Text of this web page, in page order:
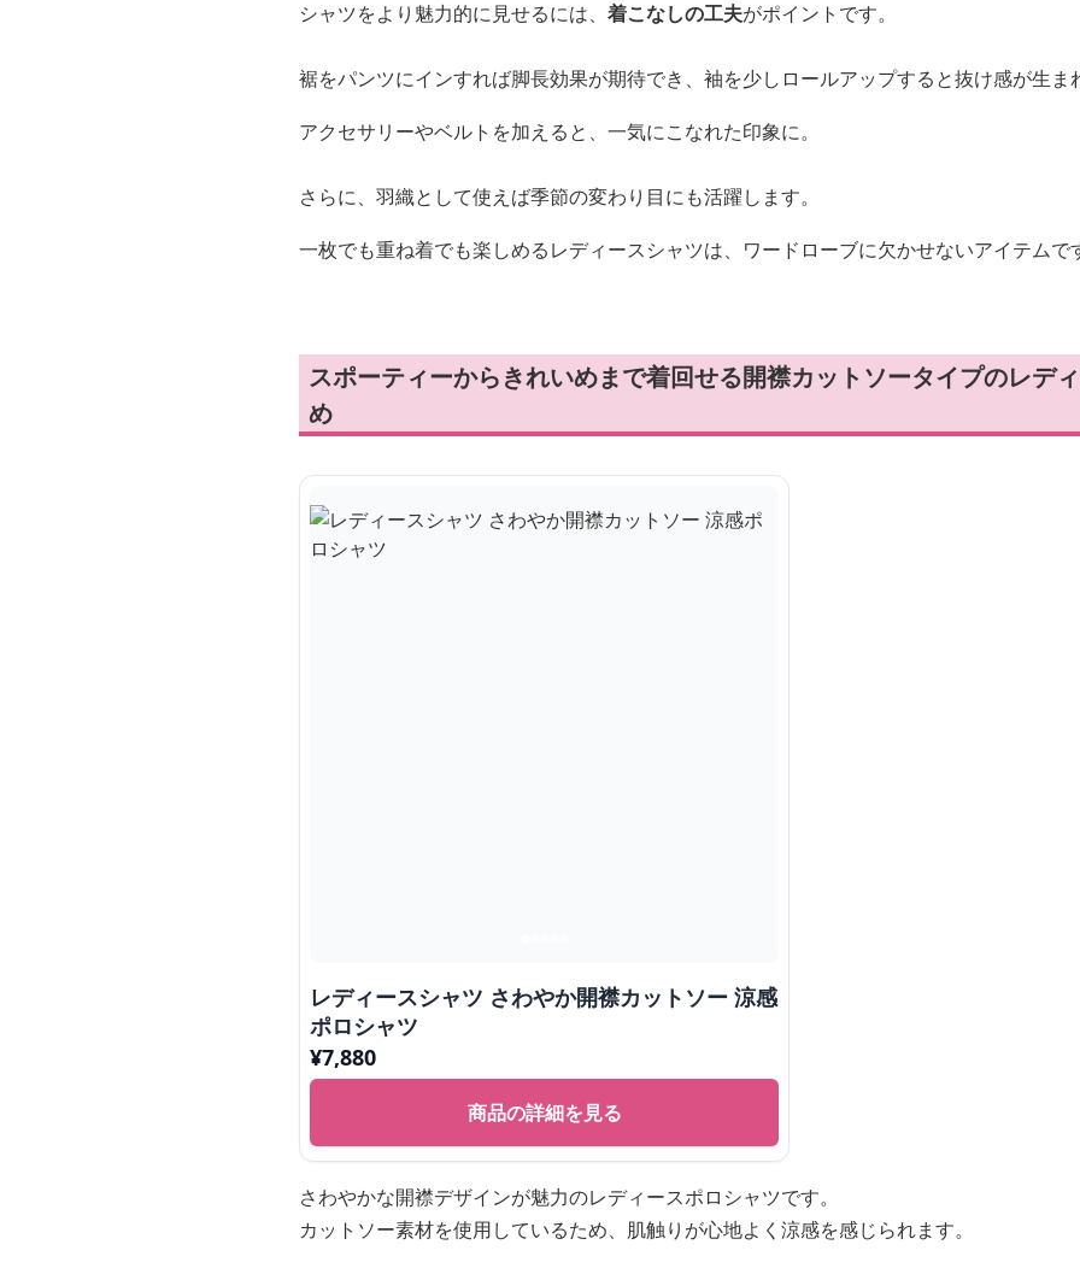
シャツをより魅力的に見せるには、 着こなしの工夫がポイントです。
裾をパンツにインすれば脚長効果が期待でき、袖を少しロールアップすると抜け感が生ま
アクセサリーやベルトを加えると、一気にこなれた印象に。
さらに、羽織として使えば季節の変わり目にも活躍します。
一枚でも重ね着でも楽しめるレディースシャツは、ワードローブに欠かせないアイテムで
スポーティーからきれいめまで着回せる開襟カットソータイプのレデ
め
レディースシャツ さわやか開襟カットソー 涼感
ポロシャツ
¥7,880
商品の詳細を見る
さわやかな開襟デザインが魅力のレディースポロシャツです。
カットソー素材を使用しているため、肌触りが心地よく涼感を感じられます。